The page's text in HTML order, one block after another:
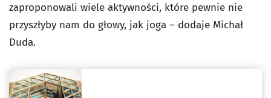
zaproponowali wiele aktywności, które pewnie nie
przyszłyby nam do głowy, jak joga – dodaje Michał
Duda.